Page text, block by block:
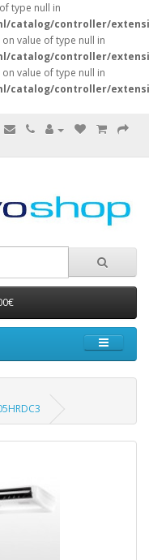
type null in
catalog/controller/
value of type null in
catalog/controller/
value of type null in
catalog/controller/